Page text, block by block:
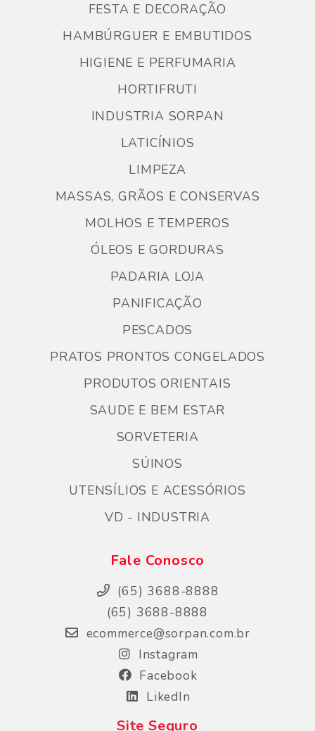
FESTA E DECORAÇÃO
HAMBÚRGUER E EMBUTIDOS
HIGIENE E PERFUMARIA
HORTIFRUTI
INDUSTRIA SORPAN
LATICÍNIOS
LIMPEZA
MASSAS, GRÃOS E CONSERVAS
MOLHOS E TEMPEROS
ÓLEOS E GORDURAS
PADARIA LOJA
PANIFICAÇÃO
PESCADOS
PRATOS PRONTOS CONGELADOS
PRODUTOS ORIENTAIS
SAUDE E BEM ESTAR
SORVETERIA
SÚINOS
UTENSÍLIOS E ACESSÓRIOS
VD - INDUSTRIA
Fale Conosco
(65) 3688-8888
(65) 3688-8888
ecommerce@sorpan.com.br
Instagram
Facebook
LikedIn
Site Seguro